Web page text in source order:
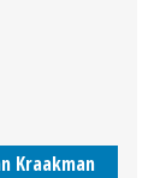
Kraakman